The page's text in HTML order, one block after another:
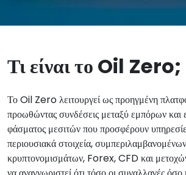
Τι είναι το Oil Zero;
Το Oil Zero λειτουργεί ως προηγμένη
προωθώντας συνδέσεις μεταξύ εμπόρων και
φάσματος μεσιτών που προσφέρουν
περιουσιακά στοιχεία, συμπεριλαμβανομένων
κρυπτονομισμάτων, Forex, CFD και